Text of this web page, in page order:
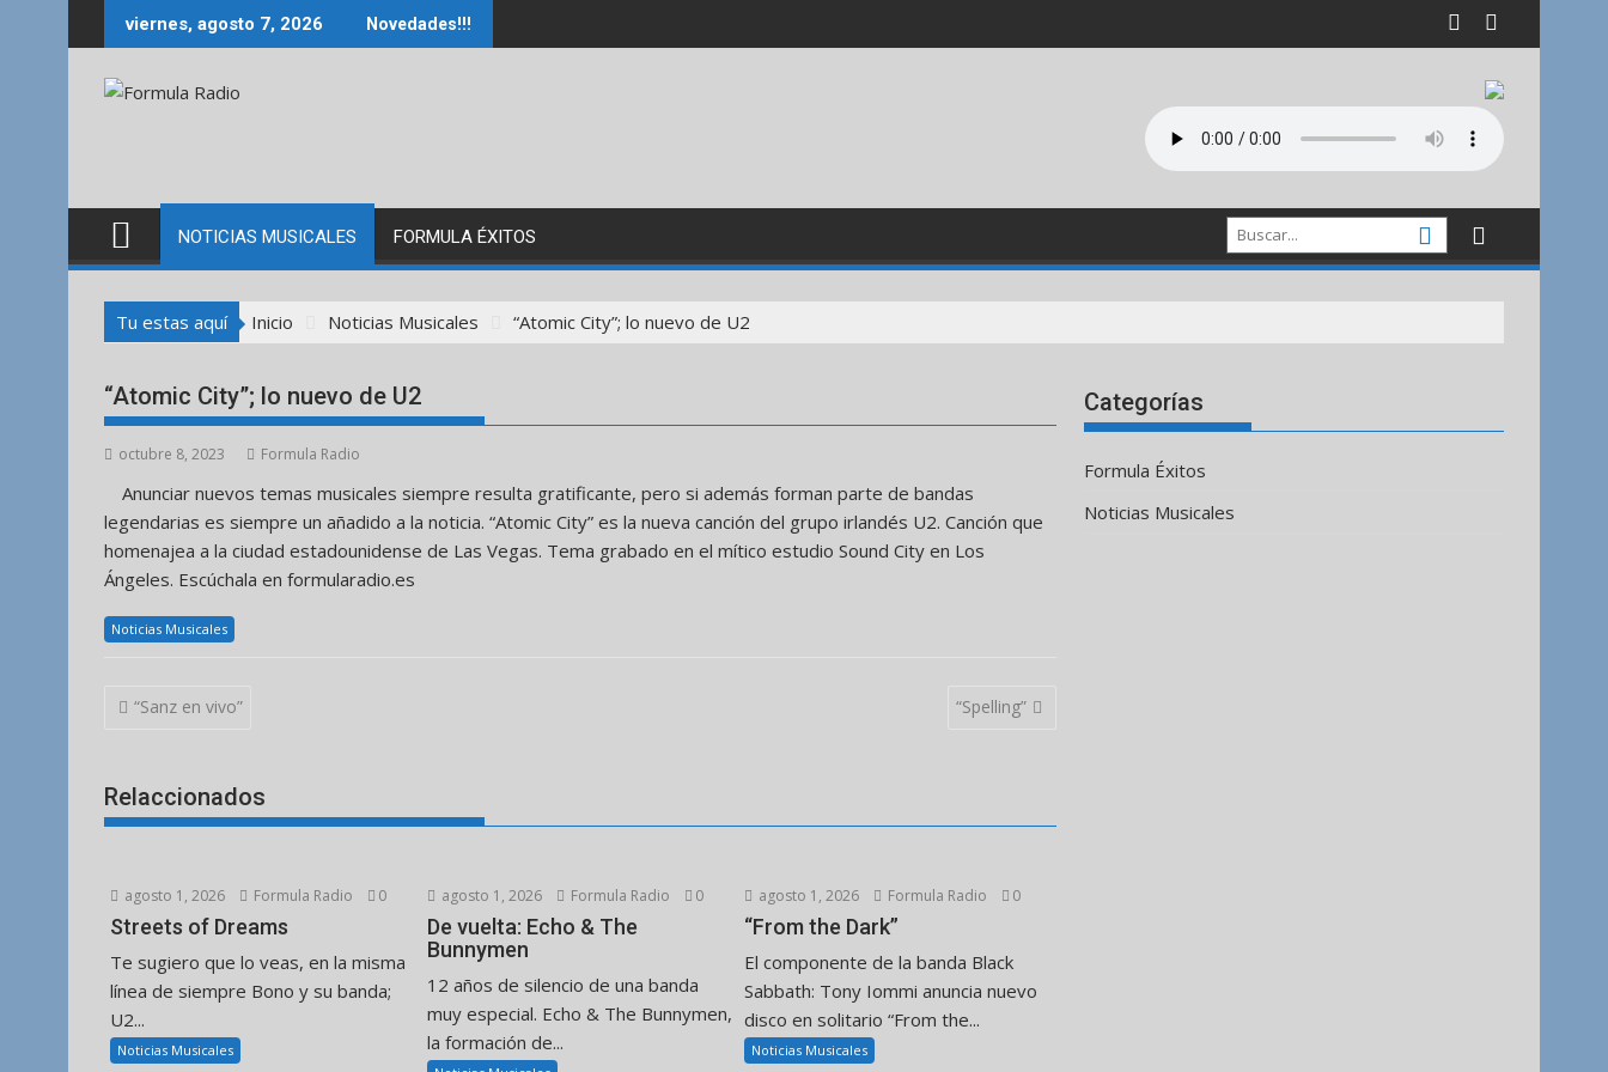
al
viernes, agosto 7, 2026 Novedades!!!
NOTICIAS MUSICALES FORMULA ÉXITOS
Tu estas aquí Inicio Noticias Musicales “Atomic City”; lo nuevo de U2
“Atomic City”; lo nuevo de U2
octubre 8, 2023 Formula Radio
Anunciar nuevos temas musicales siempre resulta gratificante, pero si además forman parte de bandas
legendarias es siempre un añadido a la noticia. “Atomic City” es la nueva canción del grupo irlandés U2. Canción que
homenajea a la ciudad estadounidense de Las Vegas. Tema grabado en el mítico estudio Sound City en Los
Ángeles. Escúchala en formularadio.es
Noticias Musicales
Navegación
“Sanz en vivo” “Spelling”
Relaccionados
agosto 1, 2026 Formula Radio 0
Streets of Dreams
Te sugiero que lo veas, en la misma
línea de siempre Bono y su banda;
U2...
Noticias Musicales
agosto 1, 2026 Formula Radio 0
De vuelta: Echo & The
Bunnymen
12 años de silencio de una banda
muy especial. Echo & The Bunnymen,
la formación de...
agosto 1, 2026 Formula Radio 0
“From the Dark”
El componente de la banda Black
Sabbath: Tony Iommi anuncia nuevo
disco en solitario “From the...
Noticias Musicales
Categorías
Formula Éxitos
Noticias Musicales